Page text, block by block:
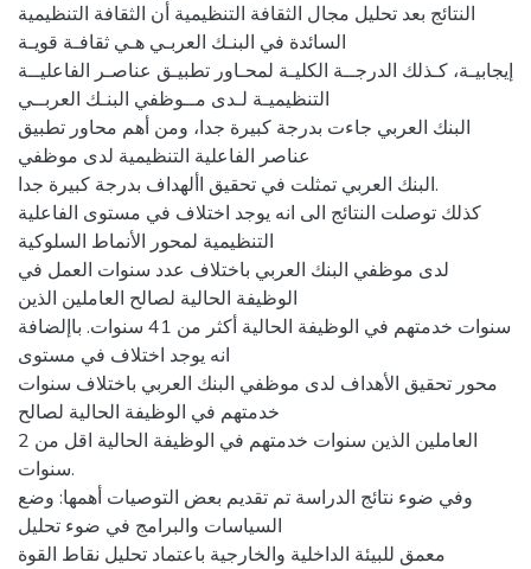
النتائج بعد تحليل مجال الثقافة التنظيمية أن الثقافة التنظيمية
السائدة في البنـك العربـي هـي ثقافـة قويـة
إيجابيـة، كـذلك الدرجــة الكليـة لمحـاور تطبيـق عناصـر الفاعليــة
التنظيميـة لـدى مــوظفي البنـك العربــي
البنك العربي جاءت بدرجة كبيرة جدا، ومن أهم محاور تطبيق
عناصر الفاعلية التنظيمية لدى موظفي
البنك العربي تمثلت في تحقيق األهداف بدرجة كبيرة جدا.
كذلك توصلت النتائج الى انه يوجد اختلاف في مستوى الفاعلية
التنظيمية لمحور الأنماط السلوكية
لدى موظفي البنك العربي باختلاف عدد سنوات العمل في
الوظيفة الحالية لصالح العاملين الذين
سنوات خدمتهم في الوظيفة الحالية أكثر من 41 سنوات. باإلضافة
انه يوجد اختلاف في مستوى
محور تحقيق الأهداف لدى موظفي البنك العربي باختلاف سنوات
خدمتهم في الوظيفة الحالية لصالح
العاملين الذين سنوات خدمتهم في الوظيفة الحالية اقل من 2
سنوات.
وفي ضوء نتائج الدراسة تم تقديم بعض التوصيات أهمها: وضع
السياسات والبرامج في ضوء تحليل
معمق للبيئة الداخلية والخارجية باعتماد تحليل نقاط القوة